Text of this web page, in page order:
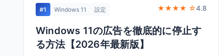
#1 Windows 11 設定 ★★★★ ☆4.8
Windows 11の広告を徹底的に停止す
る方法【2026年最新版】